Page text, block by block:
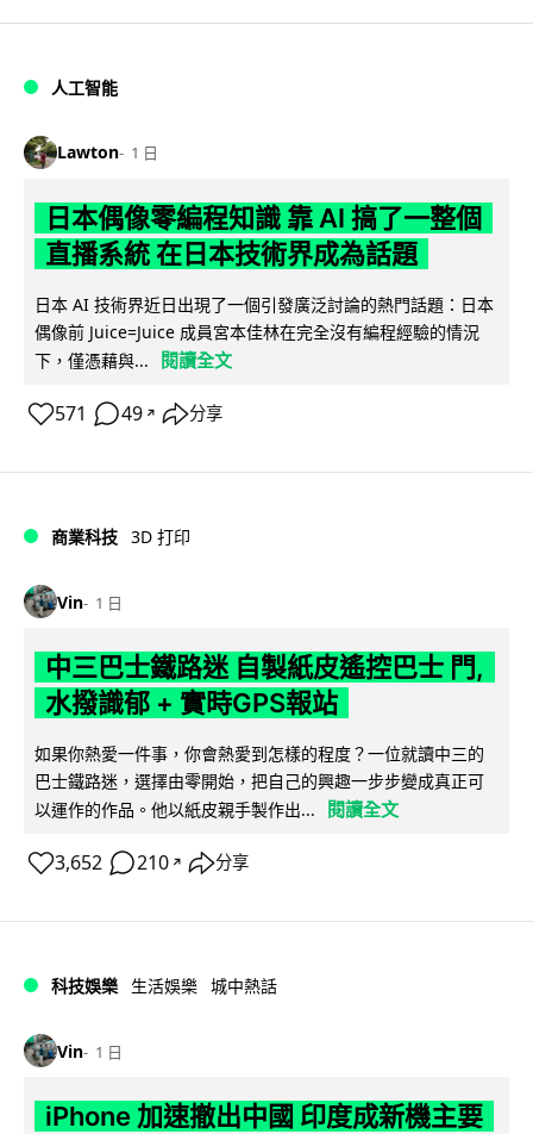
人工智能
Lawton 1 日
日本偶像零編程知識 靠 AI 搞了一整個
直播系統 在日本技術界成為話題
日本 AI 技術界近日出現了一個引發廣泛討論的熱門話題：日本
偶像前 Juice=Juice 成員宮本佳林在完全沒有編程經驗的情況
下，僅憑藉與...
閱讀全文
571 49 ↗ 分享
商業科技 3D 打印
Vin 1 日
中三巴士鐵路迷 自製紙皮遙控巴士 門,
水撥識郁 + 實時GPS報站
如果你熱愛一件事，你會熱愛到怎樣的程度？一位就讀中三的
巴士鐵路迷，選擇由零開始，把自己的興趣一步步變成真正可
以運作的作品。他以紙皮親手製作出...
閱讀全文
3,652 210 ↗ 分享
科技娛樂 生活娛樂 城中熱話
Vin 1 日
iPhone 加速撤出中國 印度成新機主要